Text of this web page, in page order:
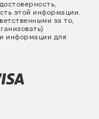
этой информации.
за то,
информации для